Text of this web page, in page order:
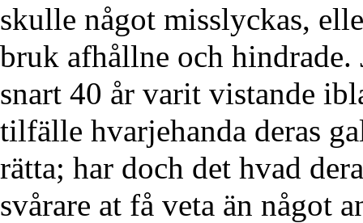
skulle något misslyckas,
bruk afhållne och hindrade.
snart 40 år varit vistande
tilfälle hvarjehanda deras
rätta; har doch det hvad
svårare at få veta än något